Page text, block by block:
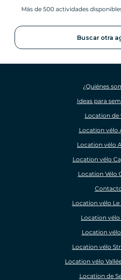
Más de 500 actividades
Buscar otra
¿Quiénes
Ideas para
Location de
Location vélo
Location vélo
Location vélo
Location Vélo
Location vélo Le
Location vélo
Location
Location vélo
Location vélo
Location de